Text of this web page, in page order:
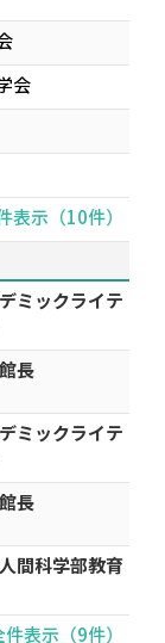
会
表示（10件）
ミックライテ
長
ミックライテ
長
間科学部教育
件表示（9件）